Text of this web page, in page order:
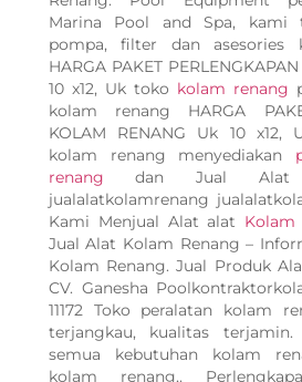
Marina Pool and Spa, kami
pompa, filter dan asesories
HARGA PAKET
10 x12, Uk toko kolam renang
kolam renang HARGA
KOLAM RENANG Uk 10 x12,
kolam renang menyediakan
renang dan Jual Alat
jualalatkolamrenang
Kami Menjual Alat alat Kolam
Jual Alat Kolam Renang –
Kolam Renang. Jual Produk
CV. Ganesha
11172 Toko peralatan kolam
terjangkau, kualitas
semua kebutuhan kolam
kolam renang,.